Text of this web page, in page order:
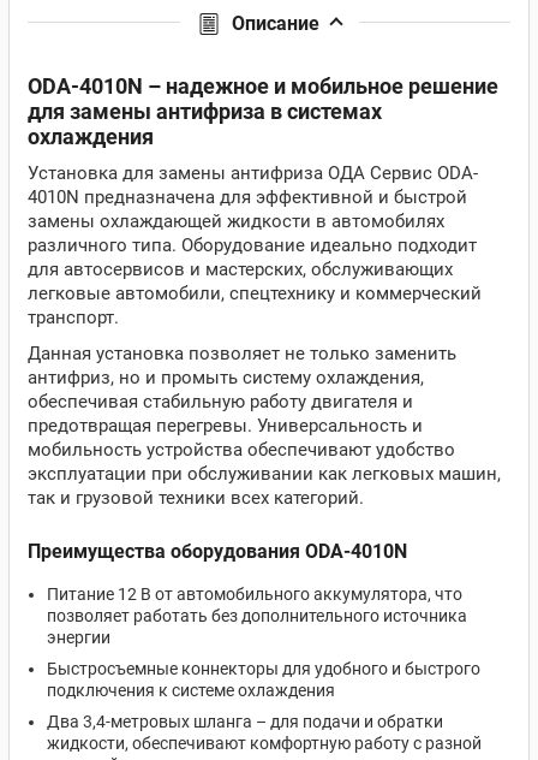
Описание
ODA-4010N – надежное и мобильное решение
для замены антифриза в системах
охлаждения
Установка для замены антифриза ОДА Сервис ODA-
4010N предназначена для эффективной и быстрой
замены охлаждающей жидкости в автомобилях
различного типа. Оборудование идеально подходит
для автосервисов и мастерских, обслуживающих
легковые автомобили, спецтехнику и коммерческий
транспорт.
Данная установка позволяет не только заменить
антифриз, но и промыть систему охлаждения,
обеспечивая стабильную работу двигателя и
предотвращая перегревы. Универсальность и
мобильность устройства обеспечивают удобство
эксплуатации при обслуживании как легковых машин,
так и грузовой техники всех категорий.
Преимущества оборудования ODA-4010N
Питание 12 В от автомобильного аккумулятора, что
позволяет работать без дополнительного источника
энергии
Быстросъемные коннекторы для удобного и быстрого
подключения к системе охлаждения
Два 3,4-метровых шланга – для подачи и обратки
жидкости, обеспечивают комфортную работу с разной